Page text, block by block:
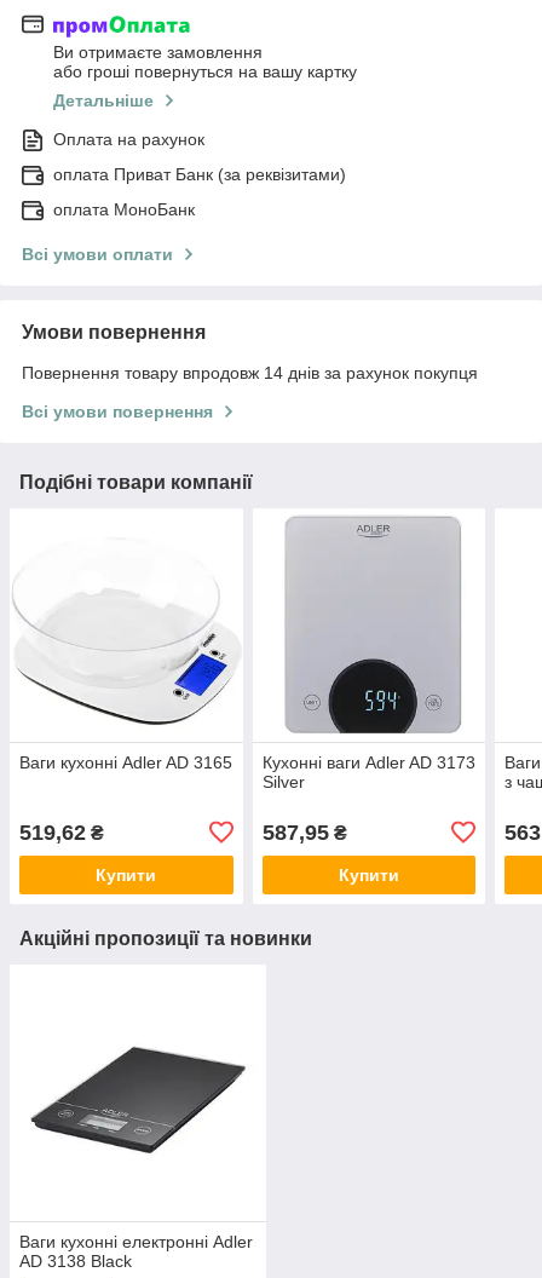
Ви отримаєте замовлення
або гроші повернуться на вашу картку
Детальніше
Оплата на рахунок
оплата Приват Банк (за реквізитами)
оплата МоноБанк
Всі умови оплати
Умови повернення
Повернення товару впродовж 14 днів за рахунок покупця
Всі умови повернення
Подібні товари компанії
Ваги кухонні Adler AD 3165
519,62 ₴
Купити
Кухонні ваги Adler AD 3173
Silver
587,95₴
Купити
з
Акційні пропозиції та новинки
Ваги кухонні електронні Adler
AD 3138 Black